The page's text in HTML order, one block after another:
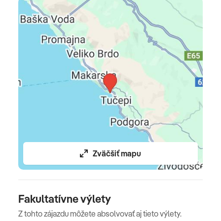
pobytu s dopravou v cene je doprava luxusným
klimatizovaným autobusom
Povinné doplatky
detská postieľka na vyžiadanie za poplatok 10 EUR/noc
(platba na mieste) • parkovanie v areáli za poplatok 10
EUR/noc (platba na mieste)
Zväčšiť mapu
Fakultatívne výlety
Z tohto zájazdu môžete absolvovať aj tieto výlety.